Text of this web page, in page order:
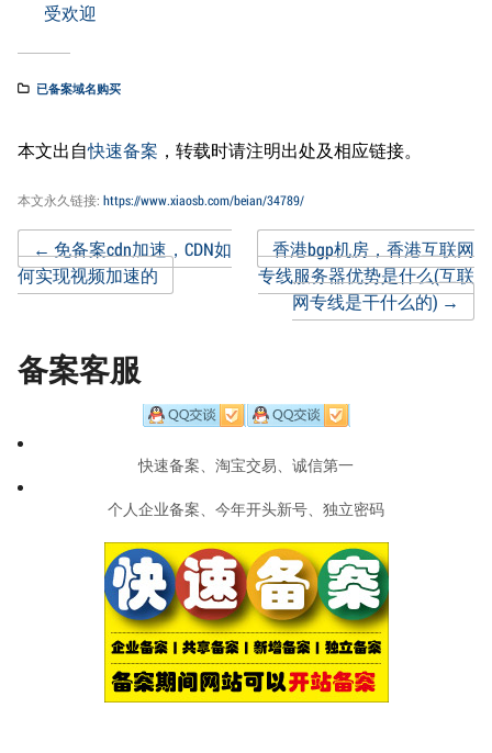
受欢迎
已备案域名购买
本文出自快速备案 ，转载时请注明出处及相应链接。
本文永久链接: https://www.xiaosb.com/beian/34789/
Post
navigation
← 免备案cdn加速，CDN如
何实现视频加速的
香港bgp机房，香港互联网
专线服务器优势是什么(互联
网专线是干什么的)→
备案客服
快速备案、淘宝交易、诚信第一
个人企业备案、今年开头新号、独立密码